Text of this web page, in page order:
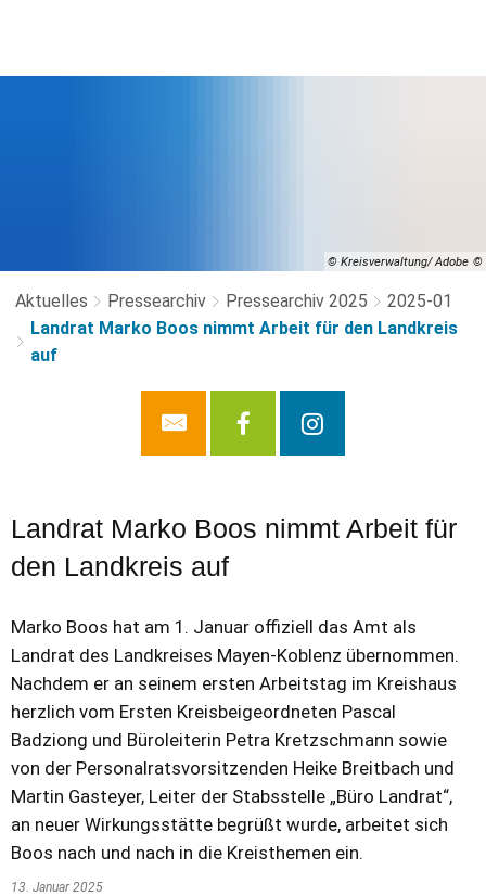
© Kreisverwaltung/ Adobe
Aktuelles Pressearchiv Pressearchiv 2025
2025-01
Landrat Marko Boos nimmt Arbeit für den Landkreis
auf
Landrat Marko Boos nimmt Arbeit für
den Landkreis auf
Marko Boos hat am 1. Januar offiziell das Amt als
Landrat des Landkreises Mayen-Koblenz übernommen.
Nachdem er an seinem ersten Arbeitstag im Kreishaus
herzlich vom Ersten Kreisbeigeordneten Pascal
Badziong und Büroleiterin Petra Kretzschmann sowie
von der Personalratsvorsitzenden Heike Breitbach und
Martin Gasteyer, Leiter der Stabsstelle „Büro Landrat“,
an neuer Wirkungsstätte begrüßt wurde, arbeitet sich
Boos nach und nach in die Kreisthemen ein.
13. Januar 2025